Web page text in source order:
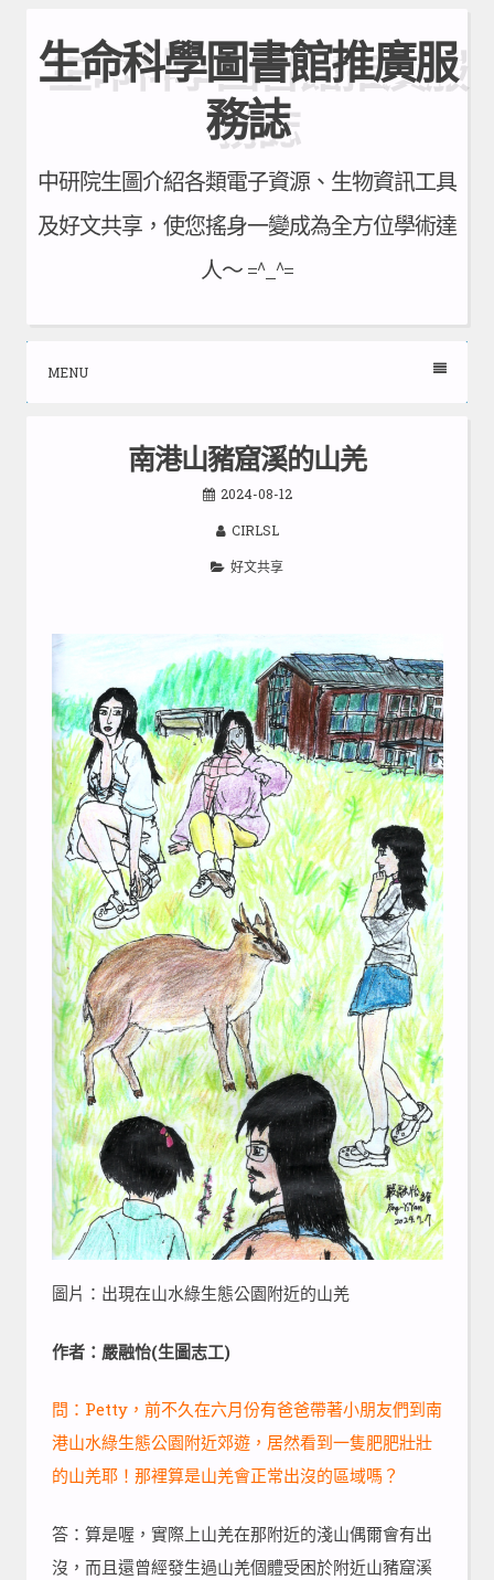
to
content
生命科學圖書館推廣服
務誌
中研院生圖介紹各類電子資源、生物資訊工具
及好文共享，使您搖身一變成為全方位學術達
人～ =^_^=
MENU
南港山豬窟溪的山羌
2024-08-12
CIRLSL
好文共享
圖片：出現在山水綠生態公園附近的山羌
作者：嚴融怡(生圖志工)
問：Petty，前不久在六月份有爸爸帶著小朋友們到南
港山水綠生態公園附近郊遊，居然看到一隻肥肥壯壯
的山羌耶！那裡算是山羌會正常出沒的區域嗎？
答：算是喔，實際上山羌在那附近的淺山偶爾會有出
沒，而且還曾經發生過山羌個體受困於附近山豬窟溪